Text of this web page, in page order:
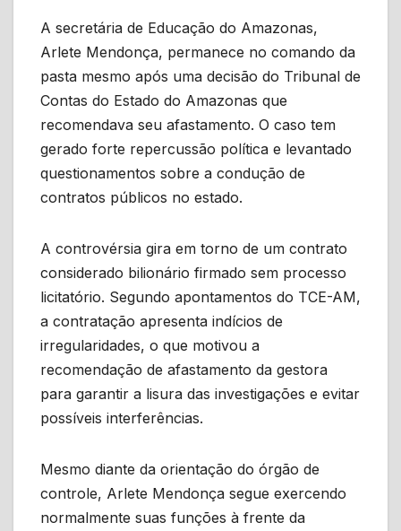
A secretária de Educação do Amazonas,
Arlete Mendonça, permanece no comando da
pasta mesmo após uma decisão do Tribunal de
Contas do Estado do Amazonas que
recomendava seu afastamento. O caso tem
gerado forte repercussão política e levantado
questionamentos sobre a condução de
contratos públicos no estado.
A controvérsia gira em torno de um contrato
considerado bilionário firmado sem processo
licitatório. Segundo apontamentos do TCE-AM,
a contratação apresenta indícios de
irregularidades, o que motivou a
recomendação de afastamento da gestora
para garantir a lisura das investigações e evitar
possíveis interferências.
Mesmo diante da orientação do órgão de
controle, Arlete Mendonça segue exercendo
normalmente suas funções à frente da